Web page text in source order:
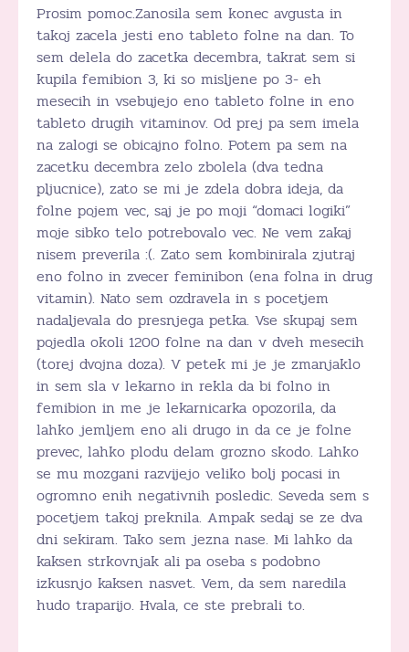
Prosim pomoc.Zanosila sem konec avgusta in
takoj zacela jesti eno tableto folne na dan. To
sem delela do zacetka decembra, takrat sem si
kupila femibion 3, ki so misljene po 3- eh
mesecih in vsebujejo eno tableto folne in eno
tableto drugih vitaminov. Od prej pa sem imela
na zalogi se obicajno folno. Potem pa sem na
zacetku decembra zelo zbolela (dva tedna
pljucnice), zato se mi je zdela dobra ideja, da
folne pojem vec, saj je po moji “domaci logiki”
moje sibko telo potrebovalo vec. Ne vem zakaj
nisem preverila :(. Zato sem kombinirala zjutraj
eno folno in zvecer feminibon (ena folna in drug
vitamin). Nato sem ozdravela in s pocetjem
nadaljevala do presnjega petka. Vse skupaj sem
pojedla okoli 1200 folne na dan v dveh mesecih
(torej dvojna doza). V petek mi je je zmanjaklo
in sem sla v lekarno in rekla da bi folno in
femibion in me je lekarnicarka opozorila, da
lahko jemljem eno ali drugo in da ce je folne
prevec, lahko plodu delam grozno skodo. Lahko
se mu mozgani razvijejo veliko bolj pocasi in
ogromno enih negativnih posledic. Seveda sem s
pocetjem takoj preknila. Ampak sedaj se ze dva
dni sekiram. Tako sem jezna nase. Mi lahko da
kaksen strkovnjak ali pa oseba s podobno
izkusnjo kaksen nasvet. Vem, da sem naredila
hudo traparijo. Hvala, ce ste prebrali to.